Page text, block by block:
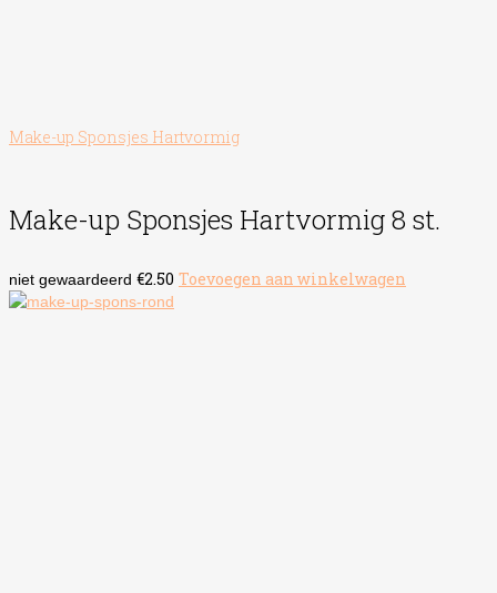
Make-up Sponsjes Hartvormig
Make-up Sponsjes Hartvormig 8 st.
niet gewaardeerd €2.50 Toevoegen aan winkelwagen